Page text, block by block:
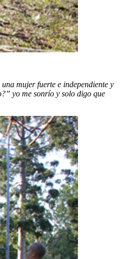
mujer fuerte e independiente y
yo me sonrío y solo digo que